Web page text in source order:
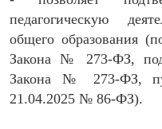
педагогическую
общего образования
Закона № 273-ФЗ,
Закона № 273-ФЗ,
21.04.2025 № 86-ФЗ).